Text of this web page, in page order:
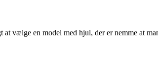
vælge en model med hjul, der er nemme at